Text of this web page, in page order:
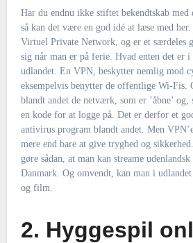
Har du endnu ikke stiftet bekendtskab med
så kan det være en god idé at læse med
Virtuel Private Network, og er et særdeles
sig når man er på ferie. Hvad enten det er
udlandet. En VPN, beskytter nemlig mod
eksempelvis benytter de offentlige Wi-Fis.
blandt andet de netværk, som er ’åbne’
en kode for at logge på. Det er derfor et
antivirus program blandt andet. Men
mere end bare at give tryghed og
gøre sådan, at man kan streame
Danmark. Og omvendt, kan man i udlandet
og film.
2. Hyggespil